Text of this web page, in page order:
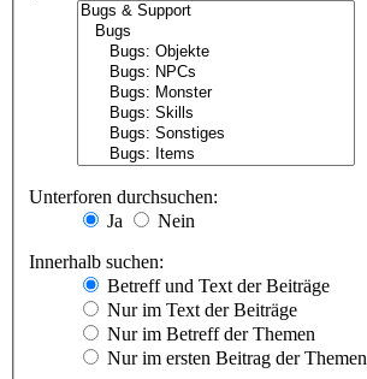
Unterforen durchsuchen:
Ja
Nein
Innerhalb suchen:
Betreff und Text der Beiträge
Nur im Text der Beiträge
Nur im Betreff der Themen
Nur im ersten Beitrag der Themen